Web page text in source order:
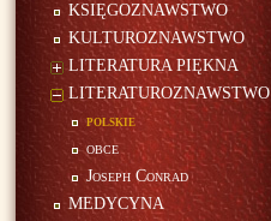
KSIĘGOZNAWSTWO
KULTUROZNAWSTWO
LITERATURA PIĘKNA
LITERATUROZNAWSTWO
polskie
obce
Joseph Conrad
MEDYCYNA